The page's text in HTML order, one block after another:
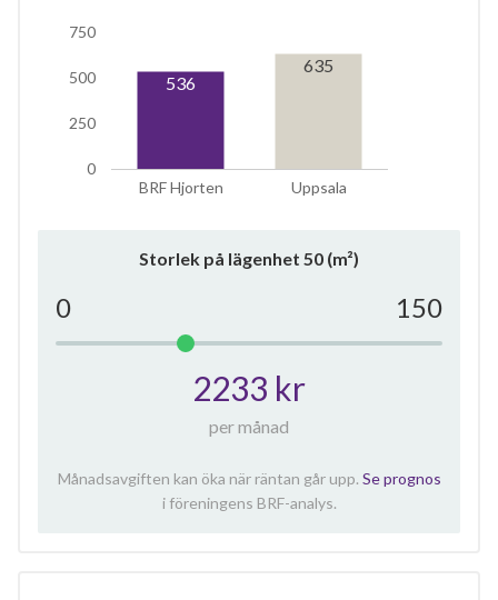
BRF Hjorten Uppsala
0
250
500
750
536
635
Storlek på lägenhet 50 (m²)
0 150
2233 kr
per månad
Månadsavgiften kan öka när räntan går upp. Se prognos
i föreningens BRF-analys.